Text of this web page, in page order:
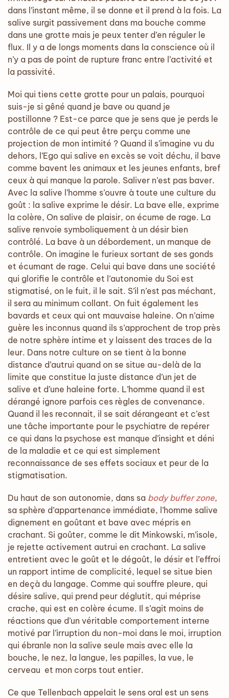
dans l’instant même, il se donne et il prend à la fois. La
salive surgit passivement dans ma bouche comme
dans une grotte mais je peux tenter d’en réguler le
flux. Il y a de longs moments dans la conscience où il
n’y a pas de point de rupture franc entre l’activité et
la passivité.
Moi qui tiens cette grotte pour un palais, pourquoi
suis-je si gêné quand je bave ou quand je
postillonne ? Est-ce parce que je sens que je perds le
contrôle de ce qui peut être perçu comme une
projection de mon intimité ? Quand il s’imagine vu du
dehors, l’Ego qui salive en excès se voit déchu, il bave
comme bavent les animaux et les jeunes enfants, bref
ceux à qui manque la parole. Saliver n’est pas baver.
Avec la salive l’homme s’ouvre à toute une culture du
goût : la salive exprime le désir. La bave elle, exprime
la colère, On salive de plaisir, on écume de rage. La
salive renvoie symboliquement à un désir bien
contrôlé. La bave à un débordement, un manque de
contrôle. On imagine le furieux sortant de ses gonds
et écumant de rage. Celui qui bave dans une société
qui glorifie le contrôle et l’autonomie du Soi est
stigmatisé, on le fuit, il le sait. S’il n’est pas méchant,
il sera au minimum collant. On fuit également les
bavards et ceux qui ont mauvaise haleine. On n’aime
guère les inconnus quand ils s’approchent de trop près
de notre sphère intime et y laissent des traces de la
leur. Dans notre culture on se tient à la bonne
distance d’autrui quand on se situe au-delà de la
limite que constitue la juste distance d’un jet de
salive et d’une haleine forte. L’homme quand il est
dérangé ignore parfois ces règles de convenance.
Quand il les reconnait, il se sait dérangeant et c’est
une tâche importante pour le psychiatre de repérer
ce qui dans la psychose est manque d’insight et déni
de la maladie et ce qui est simplement
reconnaissance de ses effets sociaux et peur de la
stigmatisation.
Du haut de son autonomie, dans sa body buffer zone,
sa sphère d’appartenance immédiate, l’homme salive
dignement en goûtant et bave avec mépris en
crachant. Si goûter, comme le dit Minkowski, m’isole,
je rejette activement autrui en crachant. La salive
entretient avec le goût et le dégoût, le désir et l’effroi
un rapport intime de complicité, lequel se situe bien
en deçà du langage. Comme qui souffre pleure, qui
désire salive, qui prend peur déglutit, qui méprise
crache, qui est en colère écume. Il s’agit moins de
réactions que d’un véritable comportement interne
motivé par l’irruption du non-moi dans le moi, irruption
qui ébranle non la salive seule mais avec elle la
bouche, le nez, la langue, les papilles, la vue, le
cerveau et mon corps tout entier.
Ce que Tellenbach appelait le sens oral est un sens